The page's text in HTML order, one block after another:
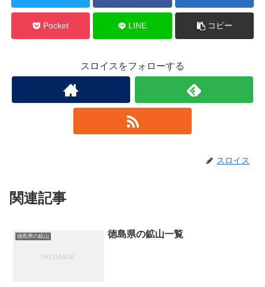
Pocket LINE コピー
スロイスをフォローする
スロイス
関連記事
徳島県の鉱山 徳島県の鉱山一覧